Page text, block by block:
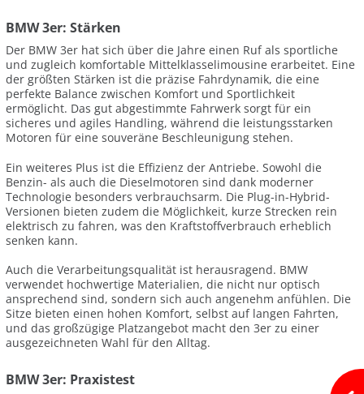
BMW 3er: Stärken
Der BMW 3er hat sich über die Jahre einen Ruf als sportliche
und zugleich komfortable Mittelklasselimousine erarbeitet. Eine
der größten Stärken ist die präzise Fahrdynamik, die eine
perfekte Balance zwischen Komfort und Sportlichkeit
ermöglicht. Das gut abgestimmte Fahrwerk sorgt für ein
sicheres und agiles Handling, während die leistungsstarken
Motoren für eine souveräne Beschleunigung stehen.
Ein weiteres Plus ist die Effizienz der Antriebe. Sowohl die
Benzin- als auch die Dieselmotoren sind dank moderner
Technologie besonders verbrauchsarm. Die Plug-in-Hybrid-
Versionen bieten zudem die Möglichkeit, kurze Strecken rein
elektrisch zu fahren, was den Kraftstoffverbrauch erheblich
senken kann.
Auch die Verarbeitungsqualität ist herausragend. BMW
verwendet hochwertige Materialien, die nicht nur optisch
ansprechend sind, sondern sich auch angenehm anfühlen. Die
Sitze bieten einen hohen Komfort, selbst auf langen Fahrten,
und das großzügige Platzangebot macht den 3er zu einer
ausgezeichneten Wahl für den Alltag.
BMW 3er: Praxistest